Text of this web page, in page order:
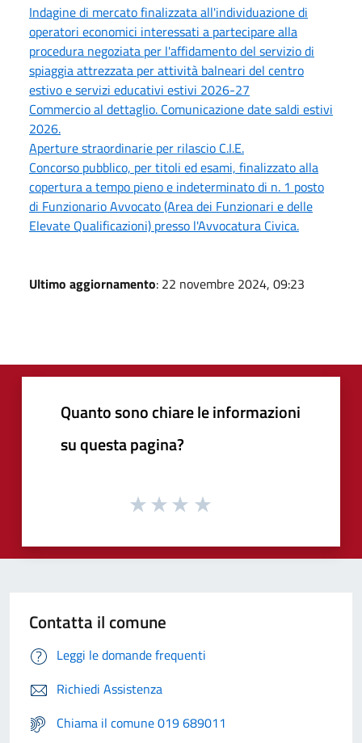
Indagine di mercato finalizzata all'individuazione di
operatori economici interessati a partecipare alla
procedura negoziata per l'affidamento del servizio di
spiaggia attrezzata per attività balneari del centro
estivo e servizi educativi estivi 2026-27
Commercio al dettaglio. Comunicazione date saldi estivi
2026.
Aperture straordinarie per rilascio C.I.E.
Concorso pubblico, per titoli ed esami, finalizzato alla
copertura a tempo pieno e indeterminato di n. 1 posto
di Funzionario Avvocato (Area dei Funzionari e delle
Elevate Qualificazioni) presso l'Avvocatura Civica.
Ultimo aggiornamento: 22 novembre 2024, 09:23
Quanto sono chiare le informazioni
su questa pagina?
Contatta il comune
Leggi le domande frequenti
Richiedi Assistenza
Chiama il comune 019 689011